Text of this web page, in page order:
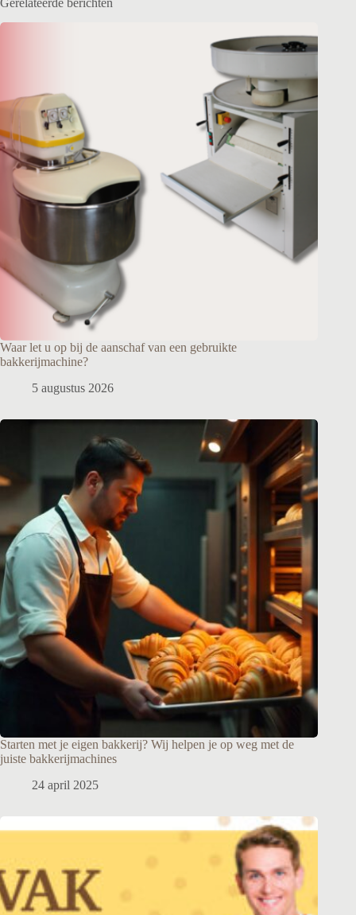
Gerelateerde berichten
Waar let u op bij de aanschaf van een gebruikte
bakkerijmachine?
5 augustus 2026
Starten met je eigen bakkerij? Wij helpen je op weg met de
juiste bakkerijmachines
24 april 2025